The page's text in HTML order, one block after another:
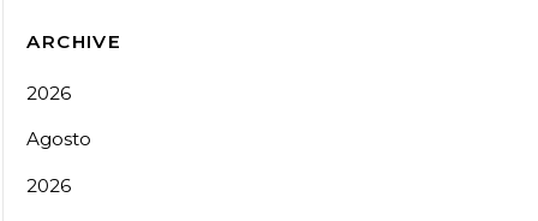
ARCHIVE
2026
Agosto
2026